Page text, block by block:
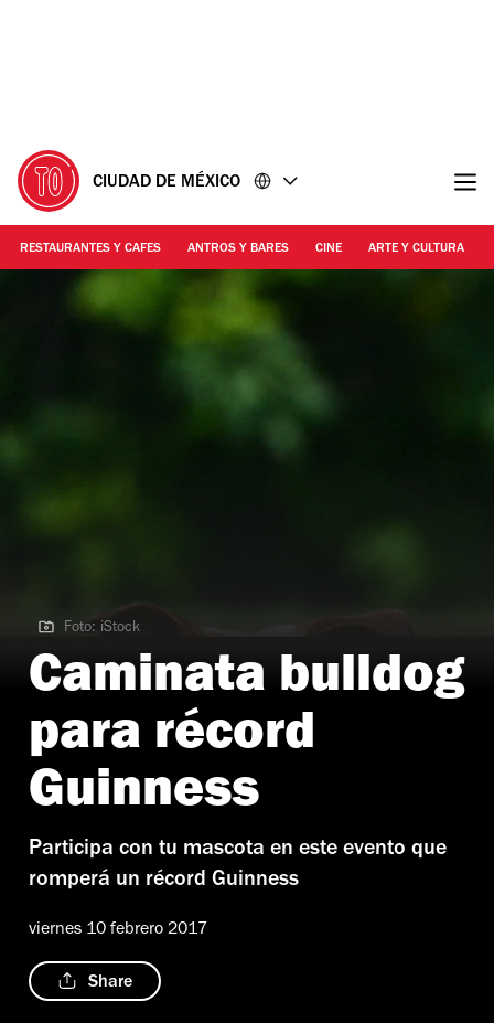
CIUDAD DE MÉXICO
RESTAURANTES Y CAFES ANTROS Y BARES CINE ARTE Y CULTURA
Foto: iStock
Foto: iStock
Caminata bulldog
para récord
Guinness
Participa con tu mascota en este evento que
romperá un récord Guinness
viernes 10 febrero 2017
Share